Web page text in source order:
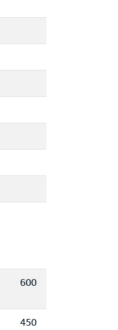
600
450